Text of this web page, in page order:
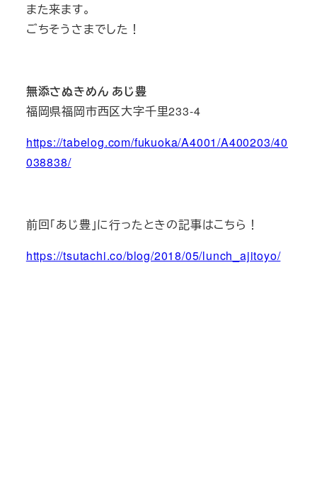
また来ます。
ごちそうさまでした！
無添さぬきめん あじ豊
福岡県福岡市西区大字千里233-4
https://tabelog.com/fukuoka/A4001/A400203/40
038838/
前回「あじ豊」に行ったときの記事はこちら！
https://tsutachi.co/blog/2018/05/lunch_ajitoyo/